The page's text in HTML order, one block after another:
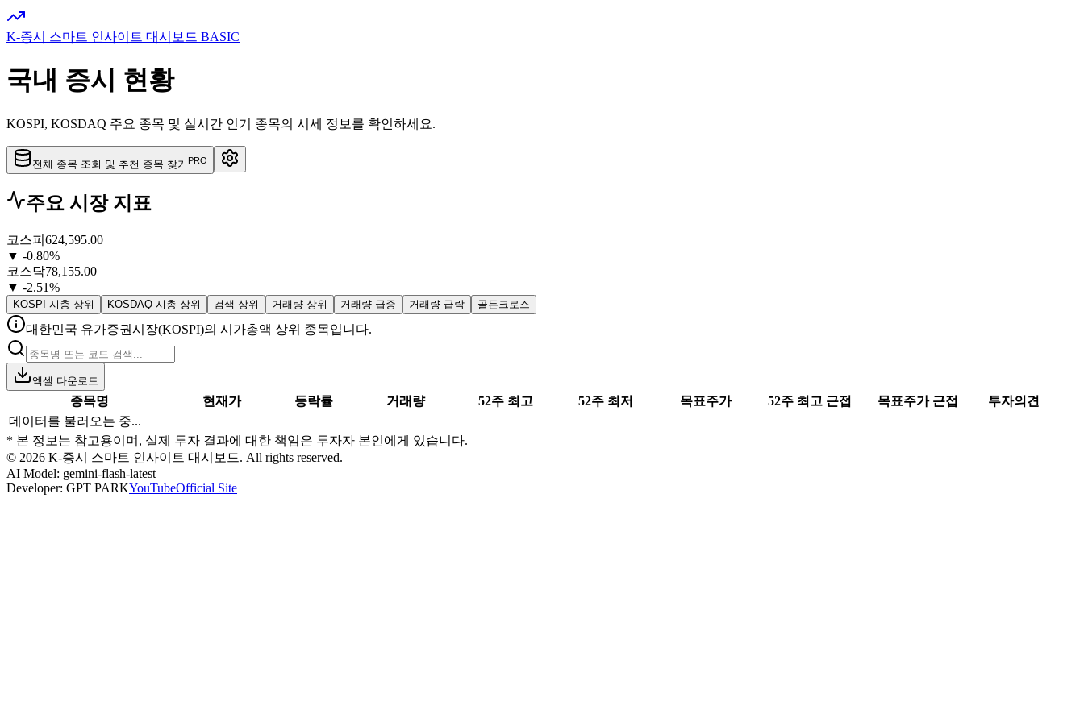
K-증시 스마트 인사이트 대시보드 BASIC
국내 증시 현황
KOSPI, KOSDAQ 주요 종목 및 실시간 인기 종목의 시세 정보를 확인하세요.
전체 종목 조회 및 추천 종목 찾기 PRO
주요 시장 지표
코스피 624,595.00
▼ -0.80%
코스닥78,155.00
▼ -2.51%
KOSPI 시총 상위 KOSDAQ 시총 상위 검색 상위 거래량 상위 거래량 급증 거래량 급락 골든크로스
대한민국 유가증권시장(KOSPI)의 시가총액 상위 종목입니다.
엑셀 다운로드
종목명 현재가 등락률 거래량 52주 최고 52주 최저 목표주가 52주 최고 근접 목표주가 근접
투자의견
데이터를 불러오는 중...
* 본 정보는 참고용이며, 실제 투자 결과에 대한 책임은 투자자 본인에게 있습니다.
© 2026 K-증시 스마트 인사이트 대시보드. All rights reserved.
AI Model: gemini-flash-latest
Developer: GPT PARKYouTubeOfficial Site